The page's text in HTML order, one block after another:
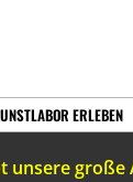
ERLEBEN
unsere große